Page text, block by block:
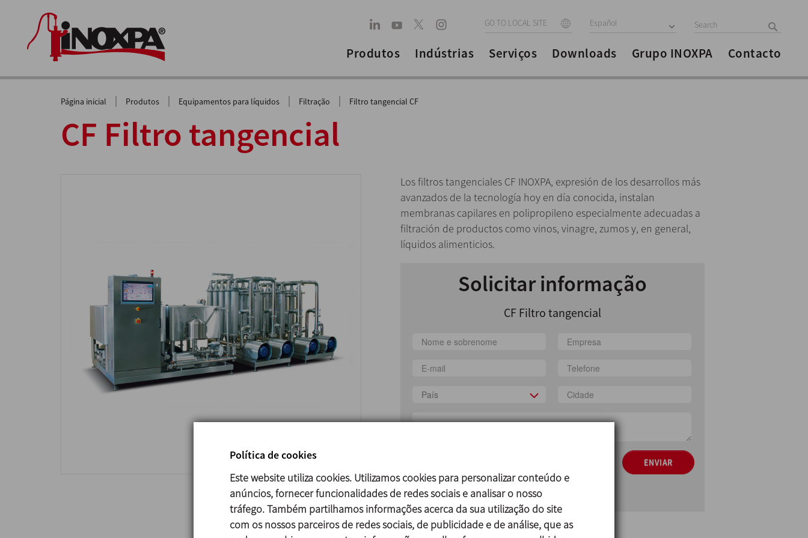
GO TO LOCAL SITE Español
Produtos Indústrias Serviços Downloads Grupo INOXPA Contacto
Página inicial | Produtos | Equipamentos para líquidos | Filtração | Filtro tangencial CF
CF Filtro tangencial
Los filtros tangenciales CF INOXPA, expresión de los desarrollos más
avanzados de la tecnología hoy en día conocida, instalan
membranas capilares en polipropileno especialmente adecuadas a
filtración de productos como vinos, vinagre, zumos y, en general,
líquidos alimenticios.
Solicitar informação
CF Filtro tangencial
País
Aceito receber informação comercial
ENVIAR
Política de cookies
Este website utiliza cookies. Utilizamos cookies para personalizar conteúdo e
anúncios, fornecer funcionalidades de redes sociais e analisar o nosso
tráfego. Também partilhamos informações acerca da sua utilização do site
com os nossos parceiros de redes sociais, de publicidade e de análise, que as